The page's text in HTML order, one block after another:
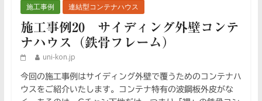
施工事例 連結型コンテナハウス
施工事例20 サイディング外壁コンテ
ナハウス（鉄骨フレーム）
uni-kon.jp
今回の施工事例はサイディング外壁で覆うためのコンテナハ
ウスをご紹介いたします。コンテナ特有の波鋼板外皮がな